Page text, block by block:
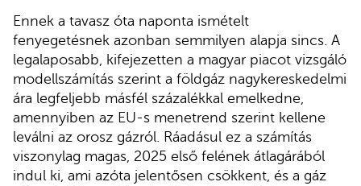
Ennek a tavasz óta naponta ismételt
fenyegetésnek azonban semmilyen alapja sincs. A
legalaposabb, kifejezetten a magyar piacot vizsgáló
modellszámítás szerint a földgáz nagykereskedelmi
ára legfeljebb másfél százalékkal emelkedne,
amennyiben az EU-s menetrend szerint kellene
leválni az orosz gázról. Ráadásul ez a számítás
viszonylag magas, 2025 első felének átlagárából
indul ki, ami azóta jelentősen csökkent, és a gáz